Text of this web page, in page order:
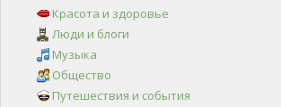
Красота и здоровье
Люди и блоги
Музыка
Общество
Путешествия и события